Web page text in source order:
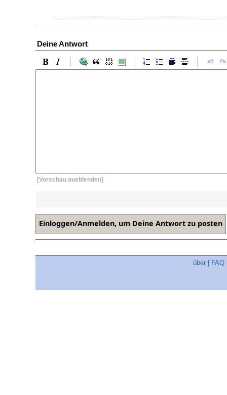
Deine Antwort
[Vorschau ausblenden]
über FAQ